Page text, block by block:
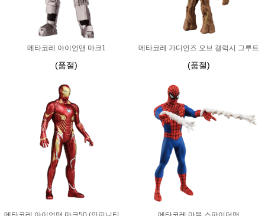
메타코레 아이언맨 마크1
(품절)
메타코레 가디언즈 오브 갤럭시 그루트
(품절)